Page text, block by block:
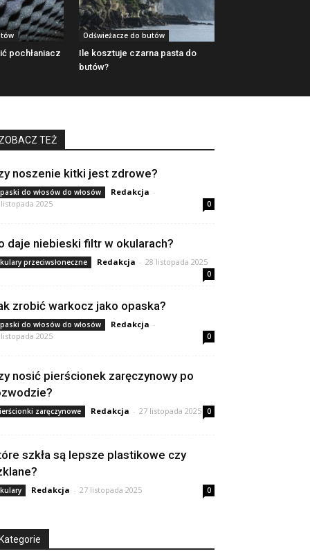
pochłaniacz
Odświeżacze do butów
Ile kosztuje czarna pasta do
butów?
ZOBACZ TEŻ
noszenie kitki jest zdrowe?
do włosów do włosów Redakcja -
2025
0
daje niebieski filtr w okularach?
przeciwsłoneczne Redakcja - 28 listopada 2025
0
zrobić warkocz jako opaska?
do włosów do włosów Redakcja -
2025
0
nosić pierścionek zaręczynowy po
zaręczynowe Redakcja - 27 listopada 2025 0
szkła są lepsze plastikowe czy
Redakcja - 27 listopada 2025 0
Kategorie